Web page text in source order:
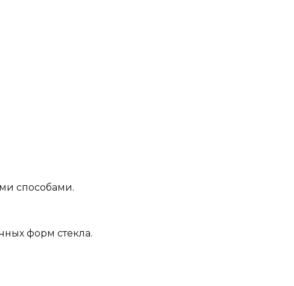
способами.
форм стекла.